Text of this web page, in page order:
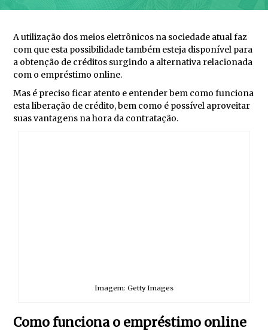
A utilização dos meios eletrônicos na sociedade atual faz
com que esta possibilidade também esteja disponível para
a obtenção de créditos surgindo a alternativa relacionada
com o empréstimo online.
Mas é preciso ficar atento e entender bem como funciona
esta liberação de crédito, bem como é possível aproveitar
suas vantagens na hora da contratação.
Imagem: Getty Images
Como funciona o empréstimo online